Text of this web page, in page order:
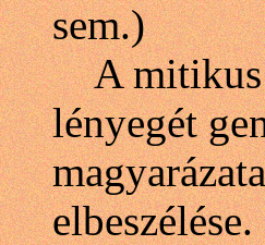
sem.)
A mitikus
lényegét